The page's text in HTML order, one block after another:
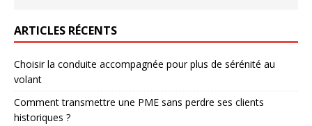
ARTICLES RÉCENTS
Choisir la conduite accompagnée pour plus de sérénité au
volant
Comment transmettre une PME sans perdre ses clients
historiques ?